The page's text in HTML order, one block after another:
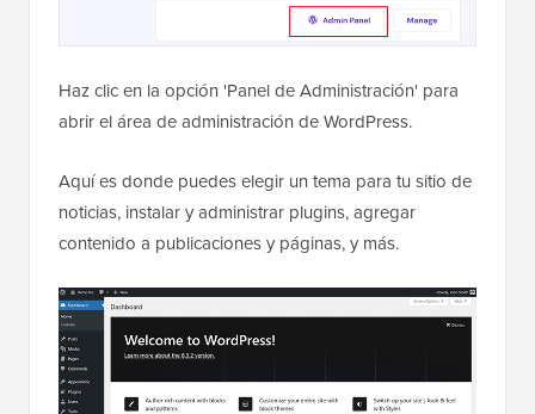
Haz clic en la opción 'Panel de Administración' para
abrir el área de administración de WordPress.
Aquí es donde puedes elegir un tema para tu sitio de
noticias, instalar y administrar plugins, agregar
contenido a publicaciones y páginas, y más.